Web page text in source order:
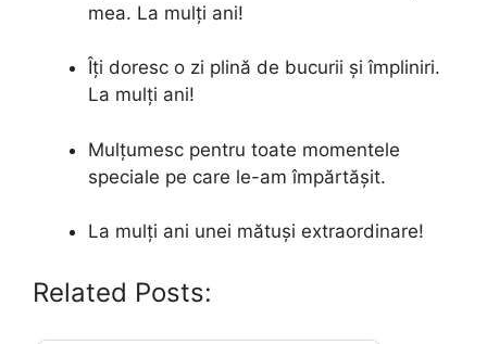
mea. La mulți ani!
Îți doresc o zi plină de bucurii și împliniri.
La mulți ani!
Mulțumesc pentru toate momentele
speciale pe care le-am împărtășit.
La mulți ani unei mătuși extraordinare!
Related Posts: